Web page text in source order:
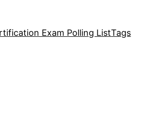
Exam Polling ListTags